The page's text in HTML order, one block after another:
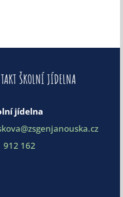
ŠKOLNÍ JÍDELNA
jídelna
912 162